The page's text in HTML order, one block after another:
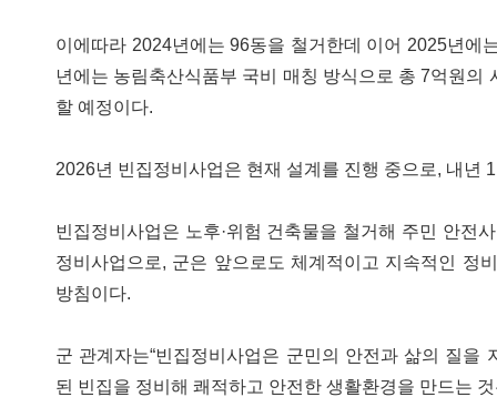
이에따라 2024년에는 96동을 철거한데 이어 2025년에
년에는 농림축산식품부 국비 매칭 방식으로 총 7억원
할 예정이다.
2026년 빈집정비사업은 현재 설계를 진행 중으로, 내년
빈집정비사업은 노후·위험 건축물을 철거해 주민 안전
정비사업으로, 군은 앞으로도 체계적이고 지속적인 정
방침이다.
군 관계자는“빈집정비사업은 군민의 안전과 삶의 질을
된 빈집을 정비해 쾌적하고 안전한 생활환경을 만드는